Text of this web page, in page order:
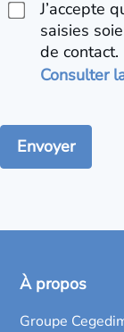
J’accepte
saisies
de contact.
Consulter
À propos
Groupe